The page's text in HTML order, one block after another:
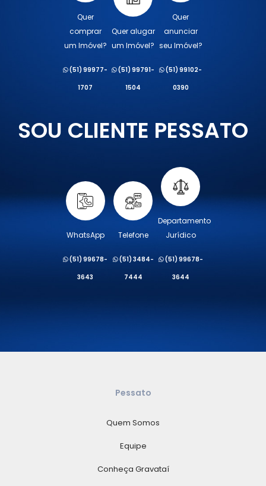
Quer
comprar
um Imóvel?
(51) 99977-
1707
Quer alugar
um Imóvel?
(51) 99791-
1504
Quer
anunciar
seu Imóvel?
(51) 99102-
0390
SOU CLIENTE PESSATO
WhatsApp
(51) 99678-
3643
Telefone
(51) 3484-
7444
Departamento
Jurídico
(51) 99678-
3644
Pessato
Quem Somos
Equipe
Conheça Gravataí